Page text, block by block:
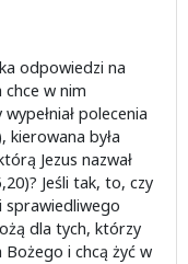
odpowiedzi na
w nim
polecenia
kierowana była
Jezus nazwał
Jeśli tak, to, czy
sprawiedliwego
dla tych, którzy
Bożego i chcą żyć w